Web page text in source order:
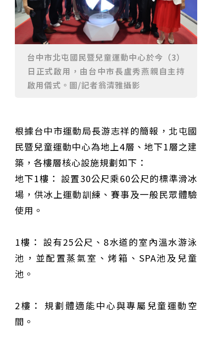
台中市北屯國民暨兒童運動中心於今（3）
日正式啟用，由台中市長盧秀燕親自主持
啟用儀式。圖/記者翁清雅攝影
根據台中市運動局長游志祥的簡報，北屯國
民暨兒童運動中心為地上4層、地下1層之建
築，各樓層核心設施規劃如下：
地下1樓： 設置30公尺乘60公尺的標準滑冰
場，供冰上運動訓練、賽事及一般民眾體驗
使用。
1樓： 設有25公尺、8水道的室內溫水游泳
池，並配置蒸氣室、烤箱、SPA池及兒童
池。
2樓： 規劃體適能中心與專屬兒童運動空
間。